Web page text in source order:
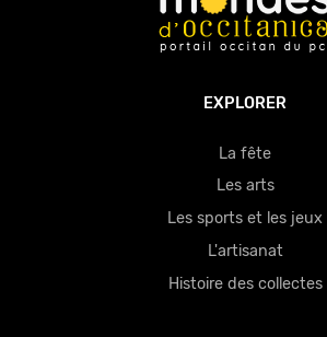
EXPLORER
La fête
Les arts
Les sports et les jeux
L'artisanat
Histoire des collectes